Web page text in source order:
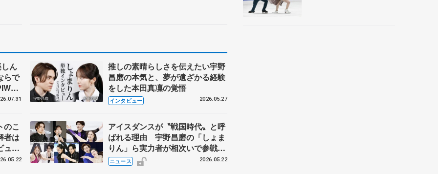
ん
らで
前
推しの素晴らしさを伝えたい宇野
昌磨の本気と、夢が遠ざかる経験
をした本田真凜の覚悟
インタビュー 2026.05.27
のこ
者は
ュー
人、
アイスダンスが〝戦国時代〟と呼
ばれる理由 宇野昌磨の「しょま
りん」ら実力者が相次いで参戦
国内の競争激化
ニュース 2026.05.22